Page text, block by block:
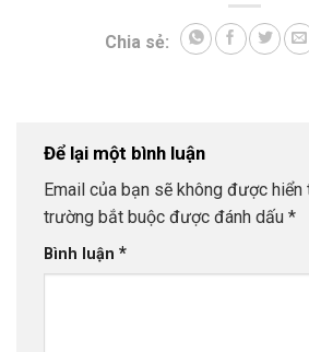
Chia sẻ:
Để lại một bình luận
Email của bạn sẽ không được hiển
trường bắt buộc được đánh dấu *
Bình luận *